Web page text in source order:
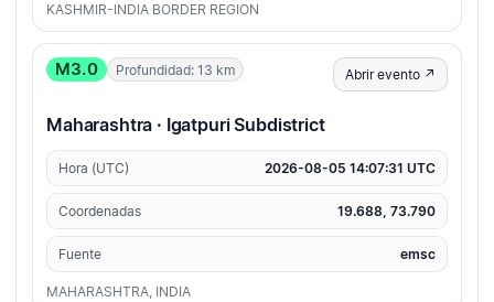
KASHMIR-INDIA BORDER REGION
M3.0 Profundidad: 13 km Abrir evento ↗
Maharashtra · Igatpuri Subdistrict
Hora (UTC) 2026-08-05 14:07:31 UTC
Coordenadas 19.688, 73.790
Fuente emsc
MAHARASHTRA, INDIA